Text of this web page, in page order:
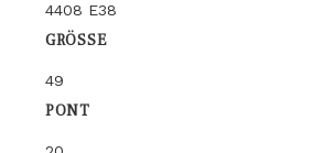
4408 E38
GRÖSSE
49
PONT